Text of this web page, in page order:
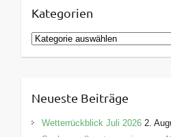
Kategorien
K
a
g
o
Neueste Beiträge
Wetterrückblick Juli 2026 2.